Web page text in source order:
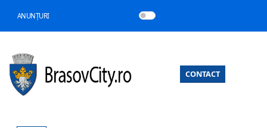
ANUNȚURI
CONTACT